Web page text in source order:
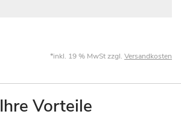
*inkl. 19 % MwSt zzgl. Versandkosten
Ihre Vorteile